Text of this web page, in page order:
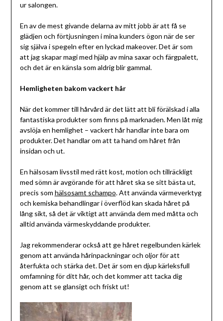
ur salongen.
En av de mest givande delarna av mitt jobb är att få se
glädjen och förtjusningen i mina kunders ögon när de ser
sig själva i spegeln efter en lyckad makeover. Det är som
att jag skapar magi med hjälp av mina saxar och färgpalett,
och det är en känsla som aldrig blir gammal.
Hemligheten bakom vackert hår
När det kommer till hårvård är det lätt att bli förälskad i alla
fantastiska produkter som finns på marknaden. Men låt mig
avslöja en hemlighet – vackert hår handlar inte bara om
produkter. Det handlar om att ta hand om håret från
insidan och ut.
En hälsosam livsstil med rätt kost, motion och tillräckligt
med sömn är avgörande för att håret ska se sitt bästa ut,
precis som hälsosamt schampo. Att använda värmeverktyg
och kemiska behandlingar i överflöd kan skada håret på
lång sikt, så det är viktigt att använda dem med måtta och
alltid använda värmeskyddande produkter.
Jag rekommenderar också att ge håret regelbunden kärlek
genom att använda hårinpackningar och oljor för att
återfukta och stärka det. Det är som en djup kärleksfull
omfamning för ditt hår, och det kommer att tacka dig
genom att se glansigt och friskt ut!